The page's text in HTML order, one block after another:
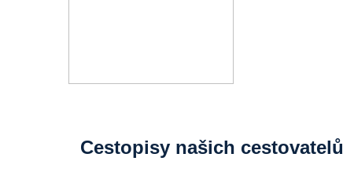
Cestopisy našich cestovatelů